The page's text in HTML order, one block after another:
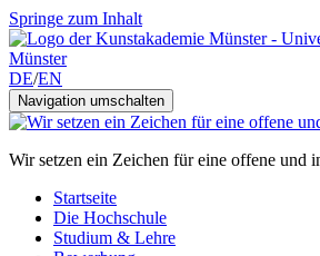
Springe zum Inhalt
DE/EN
Navigation umschalten
Wir setzen ein Zeichen für eine offene und
Startseite
Die Hochschule
Studium & Lehre